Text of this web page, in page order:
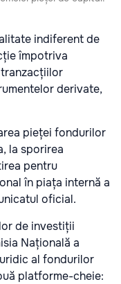
indiferent de
împotriva
derivate,
pieței fondurilor
la sporirea
pentru
în piața internă a
oficial.
de investiții
Națională a
al fondurilor
platforme-cheie: